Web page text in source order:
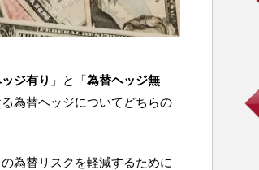
ジ有り 」と「為替ヘッジ無
為替ヘッジについてどちらの
為替リスクを軽減するために